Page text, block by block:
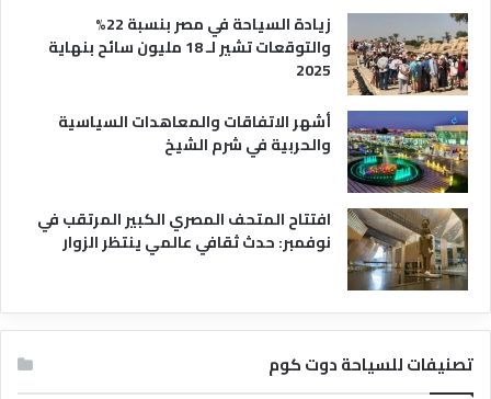
زيادة السياحة في مصر بنسبة 22%
والتوقعات تشير لـ 18 مليون سائح بنهاية
2025
أشهر الاتفاقات والمعاهدات السياسية
والحربية في شرم الشيخ
افتتاح المتحف المصري الكبير المرتقب في
نوفمبر: حدث ثقافي عالمي ينتظر الزوار
تصنيفات للسياحة دوت كوم